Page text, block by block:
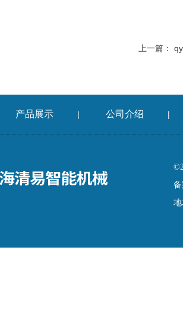
上一篇：
产品展示 | 公司介绍 |
备